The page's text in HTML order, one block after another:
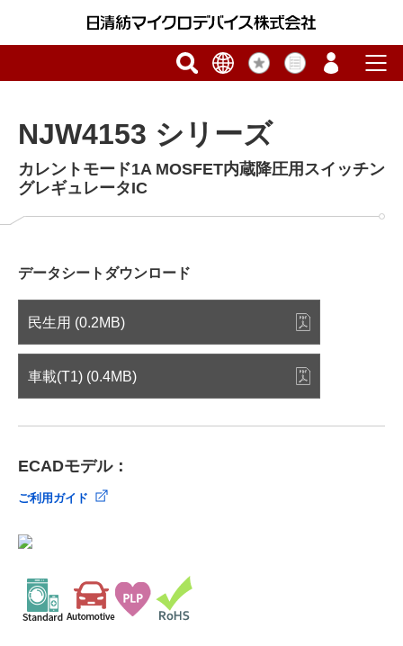
NJW4153 シリーズ
カレントモード1A MOSFET内蔵降圧用スイッチン
グレギュレータIC
データシートダウンロード
民生用 (0.2MB)
車載(T1) (0.4MB)
ECADモデル：
ご利用ガイド